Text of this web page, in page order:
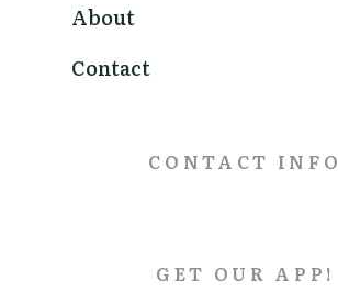
About
Contact
CONTACT INFO
GET OUR APP!